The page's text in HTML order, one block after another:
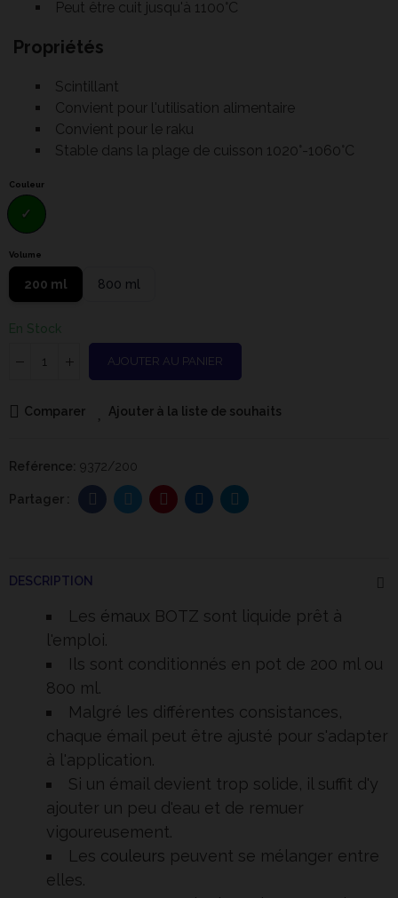
Peut être cuit jusqu'à 1100°C
Propriétés
Scintillant
Convient pour l'utilisation alimentaire
Convient pour le raku
Stable dans la plage de cuisson 1020°-1060°C
Couleur
Volume
200 ml 800 ml
En Stock
AJOUTER AU PANIER
Comparer Ajouter à la liste de souhaits
Reférence: 9372/200
DESCRIPTION
Les émaux BOTZ sont liquide prêt à
l'emploi.
Ils sont conditionnés en pot de 200 ml ou
800 ml.
Malgré les différentes consistances,
chaque émail peut être ajusté pour s'adapter
à l'application.
Si un émail devient trop solide, il suffit d'y
ajouter un peu d'eau et de remuer
vigoureusement.
Les couleurs peuvent se mélanger entre
elles.